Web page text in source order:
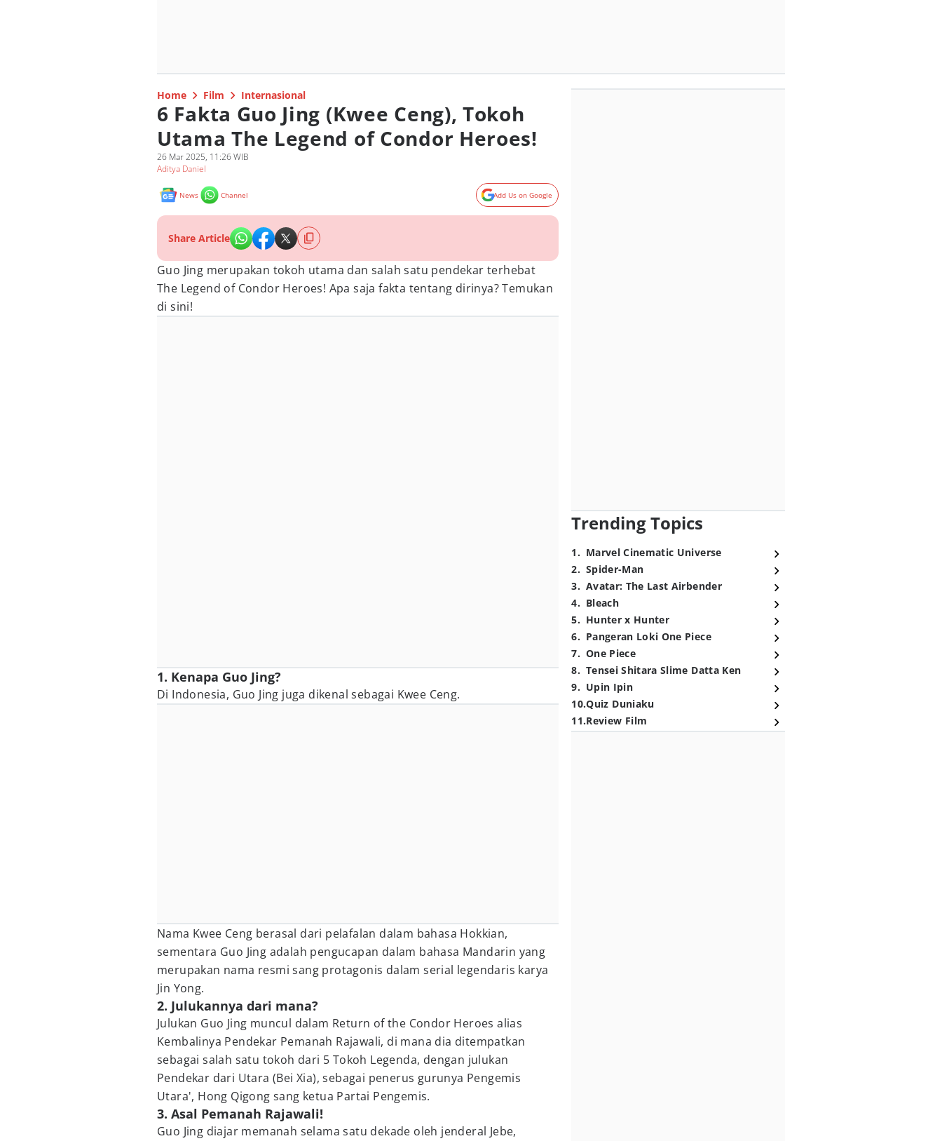
Home Film Internasional
6 Fakta Guo Jing (Kwee Ceng), Tokoh
Utama The Legend of Condor Heroes!
26 Mar 2025, 11:26 WIB
Aditya Daniel
News Channel Add Us on Google
Share Article
Guo Jing merupakan tokoh utama dan salah satu pendekar terhebat
The Legend of Condor Heroes! Apa saja fakta tentang dirinya? Temukan
di sini!
1. Kenapa Guo Jing?
Di Indonesia, Guo Jing juga dikenal sebagai Kwee Ceng.
Nama Kwee Ceng berasal dari pelafalan dalam bahasa Hokkian,
sementara Guo Jing adalah pengucapan dalam bahasa Mandarin yang
merupakan nama resmi sang protagonis dalam serial legendaris karya
Jin Yong.
2. Julukannya dari mana?
Julukan Guo Jing muncul dalam Return of the Condor Heroes alias
Kembalinya Pendekar Pemanah Rajawali, di mana dia ditempatkan
sebagai salah satu tokoh dari 5 Tokoh Legenda, dengan julukan
Pendekar dari Utara (Bei Xia), sebagai penerus gurunya Pengemis
Utara', Hong Qigong sang ketua Partai Pengemis.
3. Asal Pemanah Rajawali!
Guo Jing diajar memanah selama satu dekade oleh jenderal Jebe,
Trending Topics
1. Marvel Cinematic Universe
2. Spider-Man
3. Avatar: The Last Airbender
4. Bleach
5. Hunter x Hunter
6. Pangeran Loki One Piece
7. One Piece
8. Tensei Shitara Slime Datta Ken
9. Upin Ipin
10.Quiz Duniaku
11.Review Film